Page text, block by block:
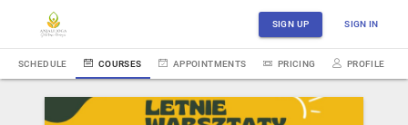
SIGN UP SIGN IN
SCHEDULE COURSES APPOINTMENTS PRICING PROFILE